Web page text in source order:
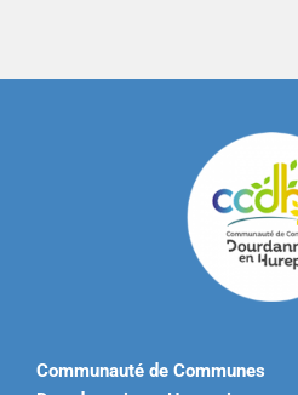
Communauté de Communes